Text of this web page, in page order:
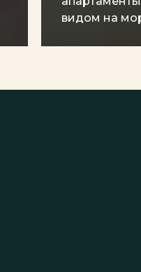
видом на